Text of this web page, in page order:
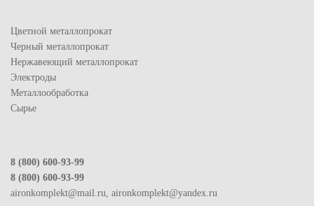
Цветной металлопрокат
Черный металлопрокат
Нержавеющий металлопрокат
Электроды
Металлообработка
Сырье
8 (800) 600-93-99
8 (800) 600-93-99
aironkomplekt@mail.ru, aironkomplekt@yandex.ru